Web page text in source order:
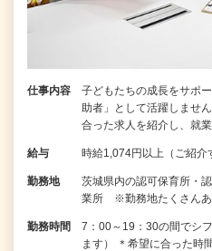
仕事内容
子どもたちの成長をサポ
助者」として活躍しませ
合った求人を紹介し、就
給与 時給1,074円以上（ご紹介
勤務地
茨城県内の認可保育所・
業所 ※勤務地たくさんあ
勤務時間
7：00～19：30の間でシ
ます） ＊希望に合った時